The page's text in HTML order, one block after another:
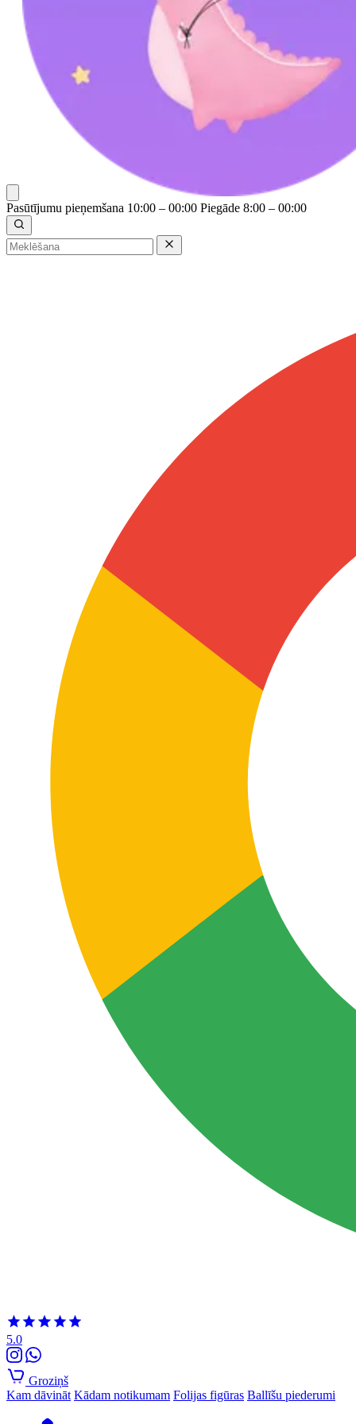
Pasūtījumu pieņemšana 10:00 – 00:00 Piegāde 8:00 – 00:00
5.0
Groziņš
Kam dāvināt Kādam notikumam Folijas figūras Ballīšu piederumi